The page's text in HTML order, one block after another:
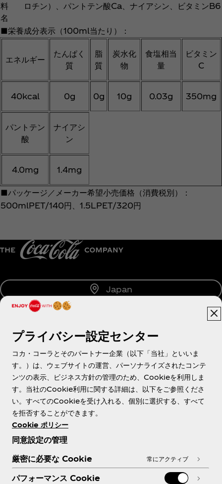
料
名
ロチン）、パントテン酸Ca、ナイアシン、ビタミンB6
■栄養成分表示（100ml当たり）：
エネルギー
たんぱく
質
脂
質
炭水化
物
食塩相当
量
ビタミン
C
40kcal 0g 0g 10g 0.03g 350mg
パントテン
酸
ナイアシ
ン
4.0mg 1.4mg
■パッケージ／メーカー希望小売価格（消費税別）：
500mlPET/140円、1.5LPET/320円
Japan
About us
Need help?
各種ポリシー
プライバシー設定センター
コカ・コーラとそのパートナー企業（以下「当社」といいま
す。）は、ウェブサイトの運営、パーソナライズされたコンテ
ンツの表示、ビジネス方針の管理のため、Cookieを利用しま
す。当社のCookie利用に関する詳細は、以下をご参照くださ
い。すべてのCookieを受け入れる、個別に選択する、すべて
を拒否することができます。
Cookie ポリシー
同意設定の管理
厳密に必要な Cookie
常にアクティブ
パフォーマンス Cookie